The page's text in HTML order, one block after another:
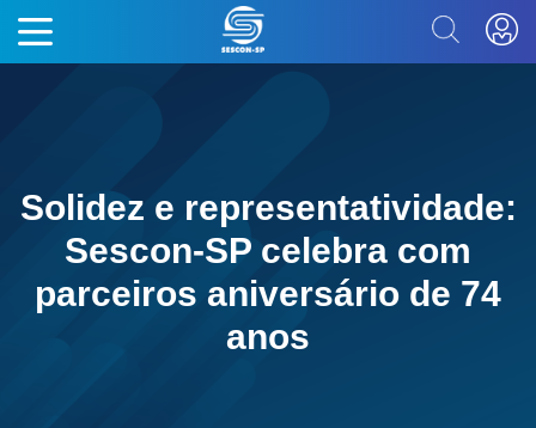
Solidez e representatividade:
Sescon-SP celebra com
parceiros aniversário de 74
anos